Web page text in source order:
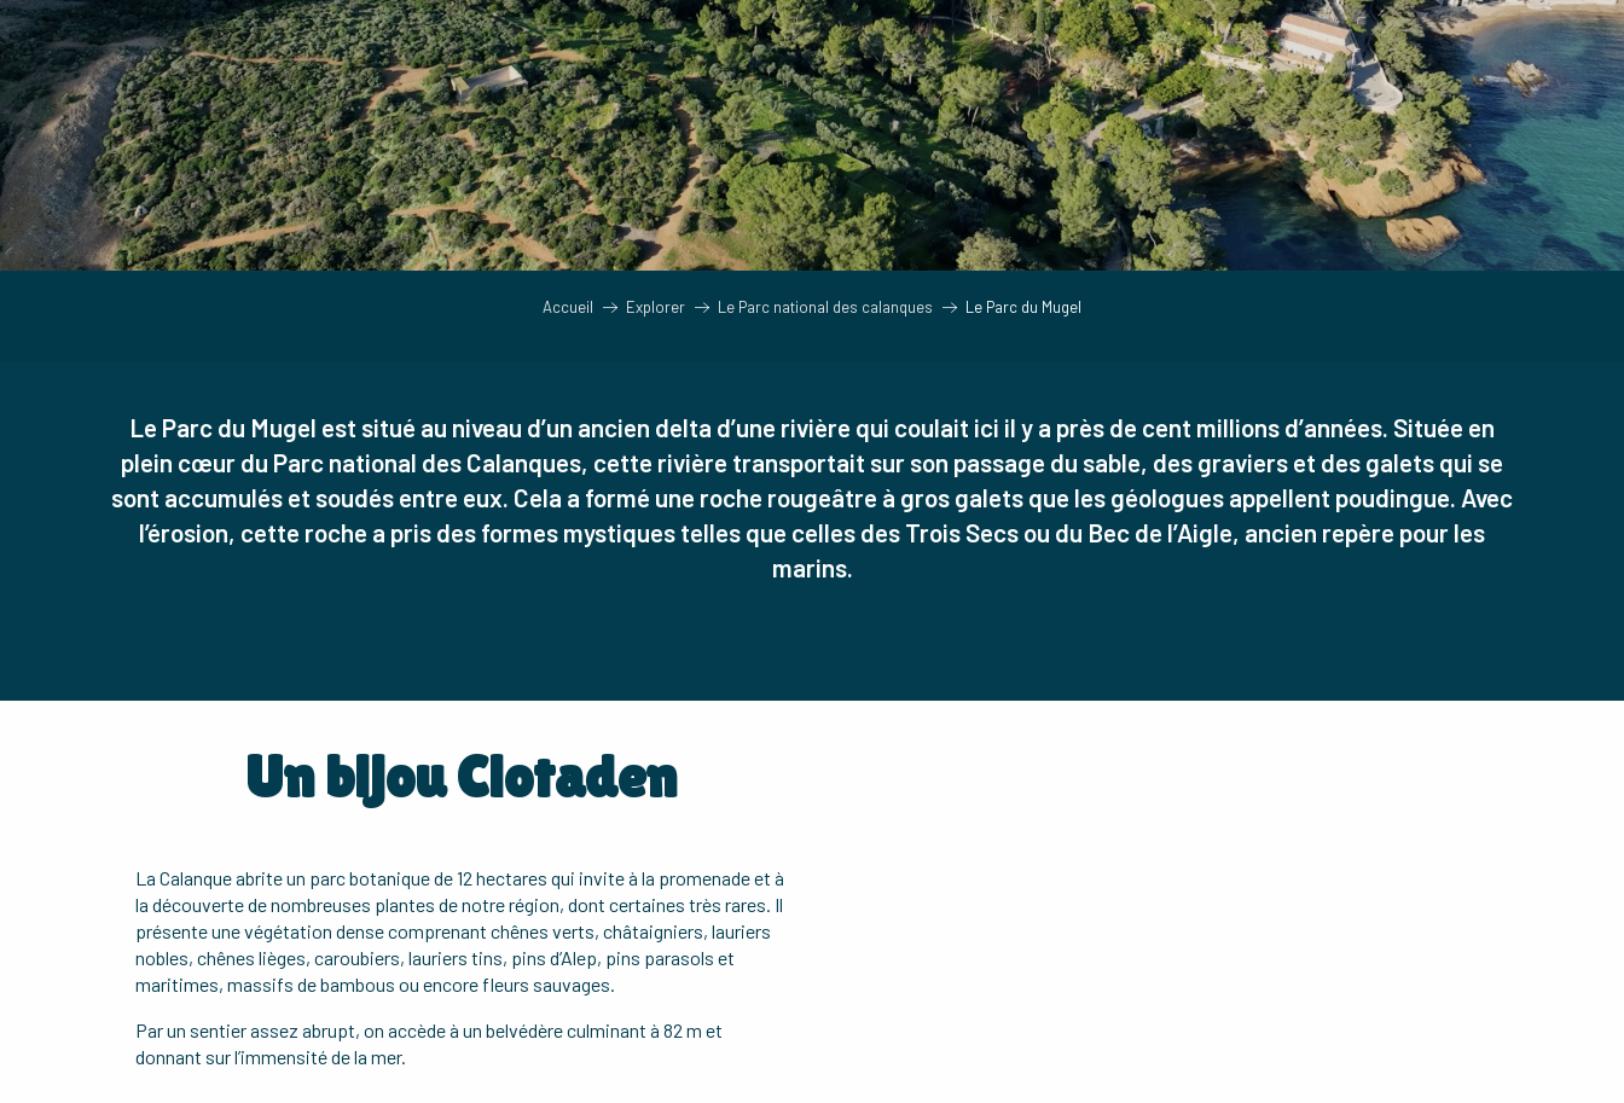
Accueil Explorer Le Parc national des calanques Le Parc du Mugel
Le Parc du Mugel est situé au niveau d’un ancien delta d’une rivière qui coulait ici il y a près de cent millions d’années. Située en
plein cœur du Parc national des Calanques, cette rivière transportait sur son passage du sable, des graviers et des galets qui se
sont accumulés et soudés entre eux. Cela a formé une roche rougeâtre à gros galets que les géologues appellent poudingue. Avec
l’érosion, cette roche a pris des formes mystiques telles que celles des Trois Secs ou du Bec de l’Aigle, ancien repère pour les
marins.
Un bijou Ciotaden
La Calanque abrite un parc botanique de 12 hectares qui invite à la promenade et à
la découverte de nombreuses plantes de notre région, dont certaines très rares. Il
présente une végétation dense comprenant chênes verts, châtaigniers, lauriers
nobles, chênes lièges, caroubiers, lauriers tins, pins d’Alep, pins parasols et
maritimes, massifs de bambous ou encore fleurs sauvages.
Par un sentier assez abrupt, on accède à un belvédère culminant à 82 m et
donnant sur l’immensité de la mer.